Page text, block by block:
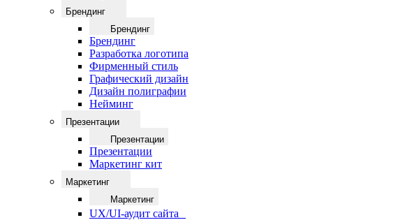
Брендинг
Брендинг
Брендинг
Разработка логотипа
Фирменный стиль
Графический дизайн
Дизайн полиграфии
Нейминг
Презентации
Презентации
Презентации
Маркетинг кит
Маркетинг
Маркетинг
UX/UI-аудит сайта